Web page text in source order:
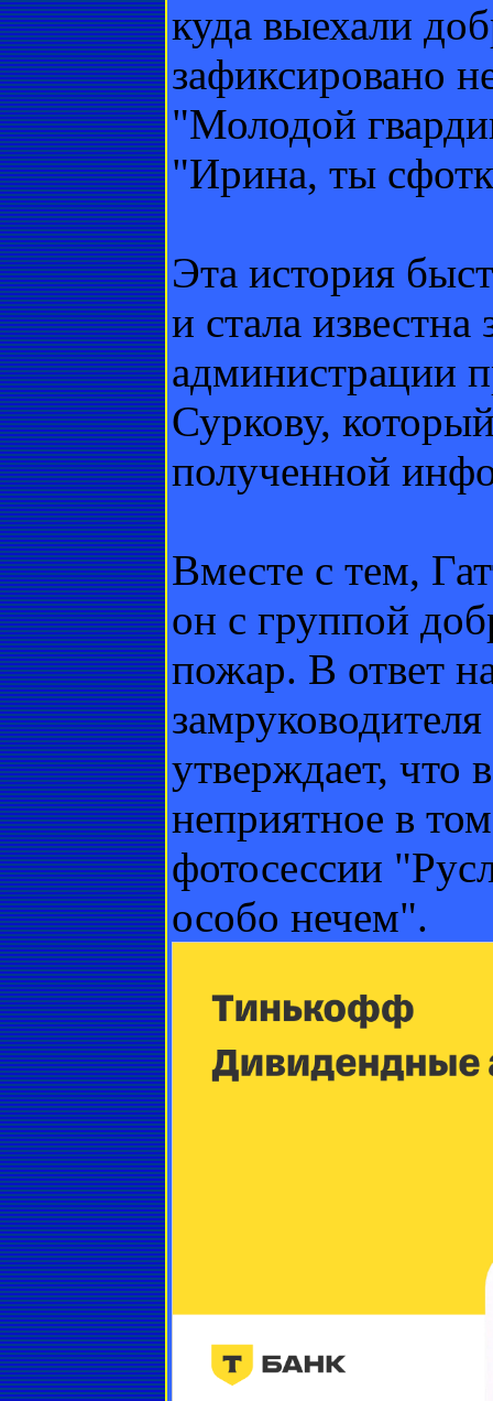
куда выехали
зафиксировано
"Молодой
"Ирина, ты
Эта история
и стала
администрации
Суркову,
полученной
Вместе с тем,
он с группой
пожар. В ответ
утверждает, что
неприятное в
фотосессии
особо нечем".